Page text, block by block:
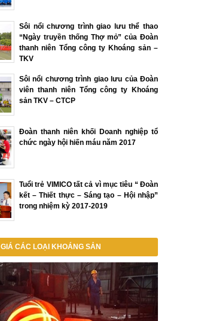
Sôi nổi chương trình giao lưu thể thao
“Ngày truyền thống Thợ mỏ” của Đoàn
thanh niên Tổng công ty Khoáng sản –
TKV
Sôi nổi chương trình giao lưu của Đoàn
viên thanh niên Tổng công ty Khoáng
sản TKV – CTCP
Đoàn thanh niên khối Doanh nghiệp tổ
chức ngày hội hiến máu năm 2017
Tuổi trẻ VIMICO tất cả vì mục tiêu “ Đoàn
kết – Thiết thực – Sáng tạo – Hội nhập”
trong nhiệm kỳ 2017-2019
GIÁ CÁC LOẠI KHOÁNG SẢN